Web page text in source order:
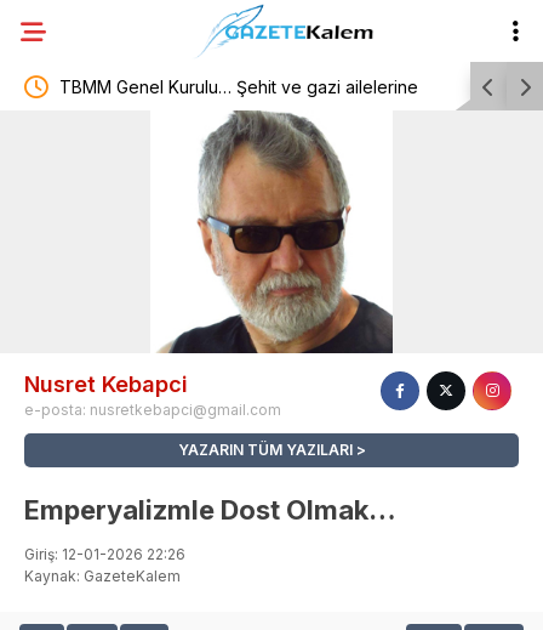
Kurulu… Şehit ve gazi ailelerine
içeren kanun teklifinin
İzlanda, Ukrayna ve
BM Cenevre Ofisi Daimi
Nusret Kebapci
e-posta: nusretkebapci@gmail.com
YAZARIN TÜM YAZILARI
Emperyalizmle Dost Olmak…
Giriş: 12-01-2026 22:26
Kaynak: GazeteKalem